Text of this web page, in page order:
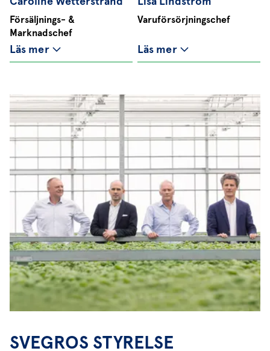
Försäljnings- &
Marknadschef
Läs mer
Varuförsörjningschef
Läs mer
SVEGROS STYRELSE